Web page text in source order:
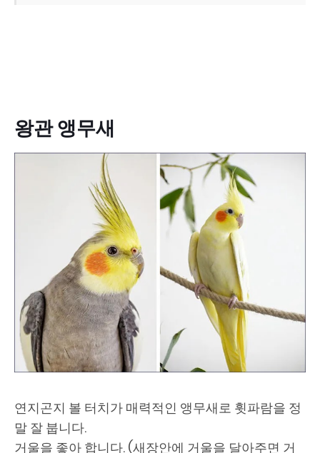
왕관 앵무새
연지곤지 볼 터치가 매력적인 앵무새로 휫파람을 정
말 잘 붑니다.
거울을 좋아 합니다. (새장안에 거울을 달아주면 거